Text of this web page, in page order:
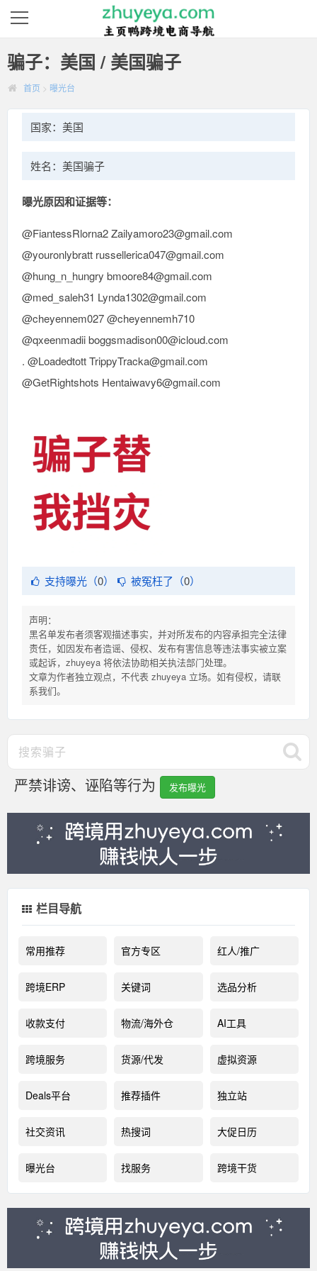
骗子：美国 / 美国骗子
首页 > 曝光台
国家：美国
姓名：美国骗子
曝光原因和证据等：
@FiantessRlorna2 Zailyamoro23@gmail.com
@youronlybratt russellerica047@gmail.com
@hung_n_hungry bmoore84@gmail.com
@med_saleh31 Lynda1302@gmail.com
@cheyennem027 @cheyennemh710
@qxeenmadii boggsmadison00@icloud.com
. @Loadedtott TrippyTracka@gmail.com
@GetRightshots Hentaiwavy6@gmail.com
支持曝光（0） 被冤枉了（0）
声明：
黑名单发布者须客观描述事实，并对所发布的内容承担完全法律
责任，如因发布者造谣、侵权、发布有害信息等违法事实被立案
或起诉，zhuyeya 将依法协助相关执法部门处理。
文章为作者独立观点，不代表 zhuyeya 立场。如有侵权，请联
系我们。
严禁诽谤、诬陷等行为 发布曝光
栏目导航
常用推荐 官方专区 红人/推广
跨境ERP 关键词 选品分析
收款支付 物流/海外仓 AI工具
跨境服务 货源/代发 虚拟资源
Deals平台 推荐插件 独立站
社交资讯 热搜词 大促日历
曝光台 找服务 跨境干货